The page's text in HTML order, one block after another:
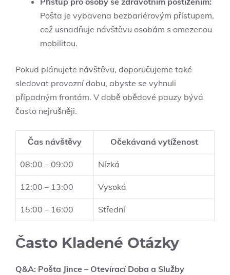
Pošta je vybavena bezbariérovým přístupem,
což usnadňuje návštěvu osobám s omezenou
mobilitou.
Pokud plánujete návštěvu, doporučujeme také
sledovat provozní dobu, abyste se vyhnuli
případným frontám. V době obědové pauzy bývá
často nejrušněji.
Čas návštěvy Očekávaná vytíženost
08:00 – 09:00 Nízká
12:00 – 13:00 Vysoká
15:00 – 16:00 Střední
Často Kladené Otázky
Q&A: Pošta Jince – Otevírací Doba a Služby